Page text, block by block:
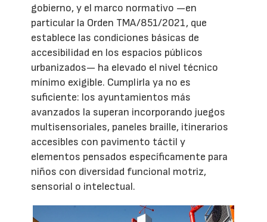
gobierno, y el marco normativo —en
particular la Orden TMA/851/2021, que
establece las condiciones básicas de
accesibilidad en los espacios públicos
urbanizados— ha elevado el nivel técnico
mínimo exigible. Cumplirla ya no es
suficiente: los ayuntamientos más
avanzados la superan incorporando juegos
multisensoriales, paneles braille, itinerarios
accesibles con pavimento táctil y
elementos pensados específicamente para
niños con diversidad funcional motriz,
sensorial o intelectual.